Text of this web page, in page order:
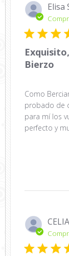
Elisa
Bierzo
Como
probado de
para mí los
perfecto y